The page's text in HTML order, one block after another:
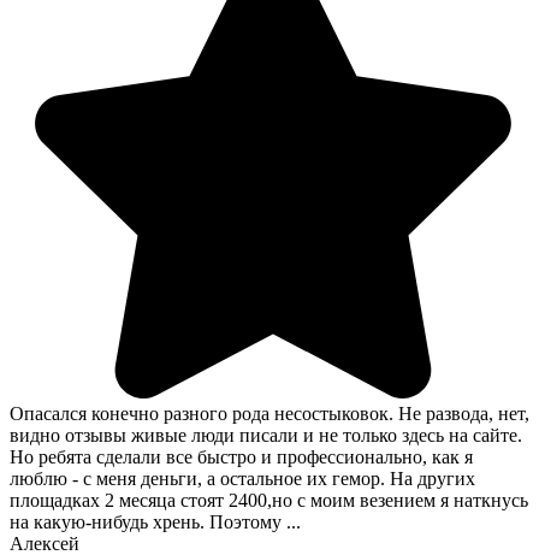
Опасался конечно разного рода несостыковок. Не развода, нет,
видно отзывы живые люди писали и не только здесь на сайте.
Но ребята сделали все быстро и профессионально, как я
люблю - с меня деньги, а остальное их гемор. На других
площадках 2 месяца стоят 2400,но с моим везением я наткнусь
на какую-нибудь хрень. Поэтому ...
Алексей